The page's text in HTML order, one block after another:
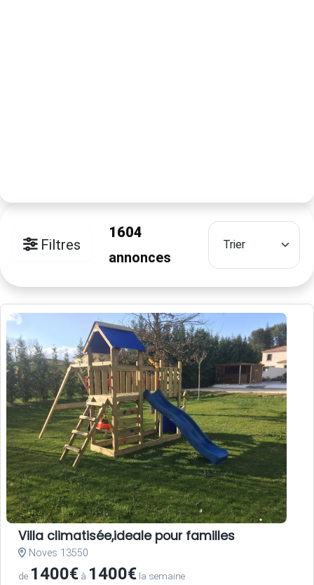
Filtres
1604
annonces
Villa climatisée,ideale pour familles
Noves 13550
de 1400€ à 1400€ la semaine